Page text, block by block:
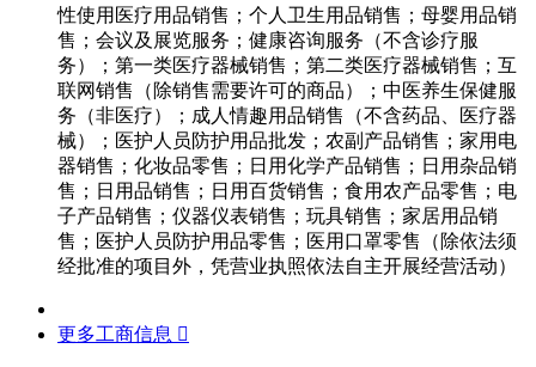
性使用医疗用品销售；个人卫生用品销售；母婴用品销
售；会议及展览服务；健康咨询服务（不含诊疗服
务）；第一类医疗器械销售；第二类医疗器械销售；互
联网销售（除销售需要许可的商品）；中医养生保健服
务（非医疗）；成人情趣用品销售（不含药品、医疗器
械）；医护人员防护用品批发；农副产品销售；家用电
器销售；化妆品零售；日用化学产品销售；日用杂品销
售；日用品销售；日用百货销售；食用农产品零售；电
子产品销售；仪器仪表销售；玩具销售；家居用品销
售；医护人员防护用品零售；医用口罩零售（除依法须
经批准的项目外，凭营业执照依法自主开展经营活动）
更多工商信息 